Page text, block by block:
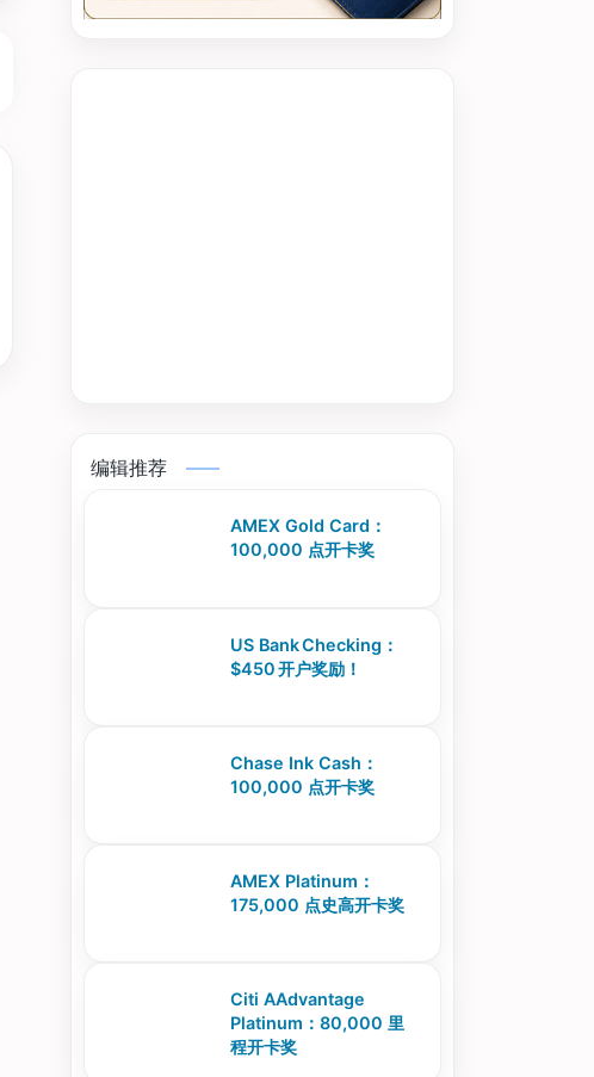
编辑推荐
AMEX Gold Card：
100,000 点开卡奖
US Bank Checking：
$450 开户奖励！
Chase Ink Cash：
100,000 点开卡奖
AMEX Platinum：
175,000 点史高开卡奖
Citi AAdvantage
Platinum：80,000 里
程开卡奖